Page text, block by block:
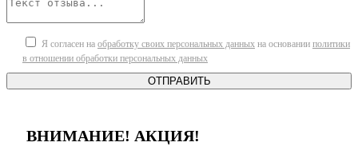
Я согласен на обработку своих персональных данных на основании политики
в отношении обработки персональных данных
ОТПРАВИТЬ
ВНИМАНИЕ! АКЦИЯ!